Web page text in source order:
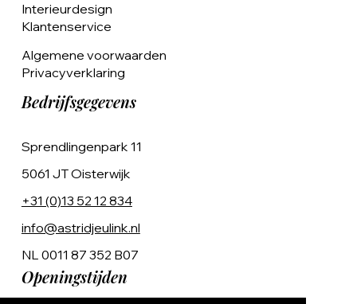
Interieurdesign
Klantenservice
Algemene voorwaarden
Privacyverklaring
Bedrijfsgegevens
Sprendlingenpark 11
5061 JT Oisterwijk
+31 (0)13 52 12 834
info@astridjeulink.nl
NL 0011 87 352 B07
Openingstijden